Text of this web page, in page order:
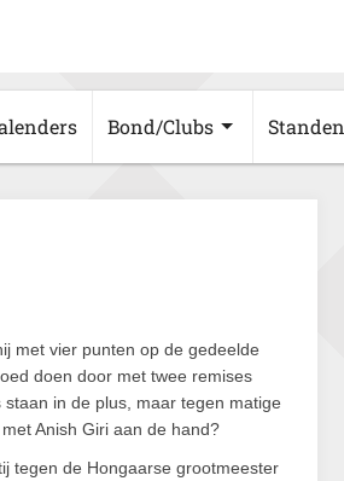
Bond/Clubs Standen
met vier punten op de gedeelde
doen door met twee remises
in de plus, maar tegen matige
Anish Giri aan de hand?
tegen de Hongaarse grootmeester